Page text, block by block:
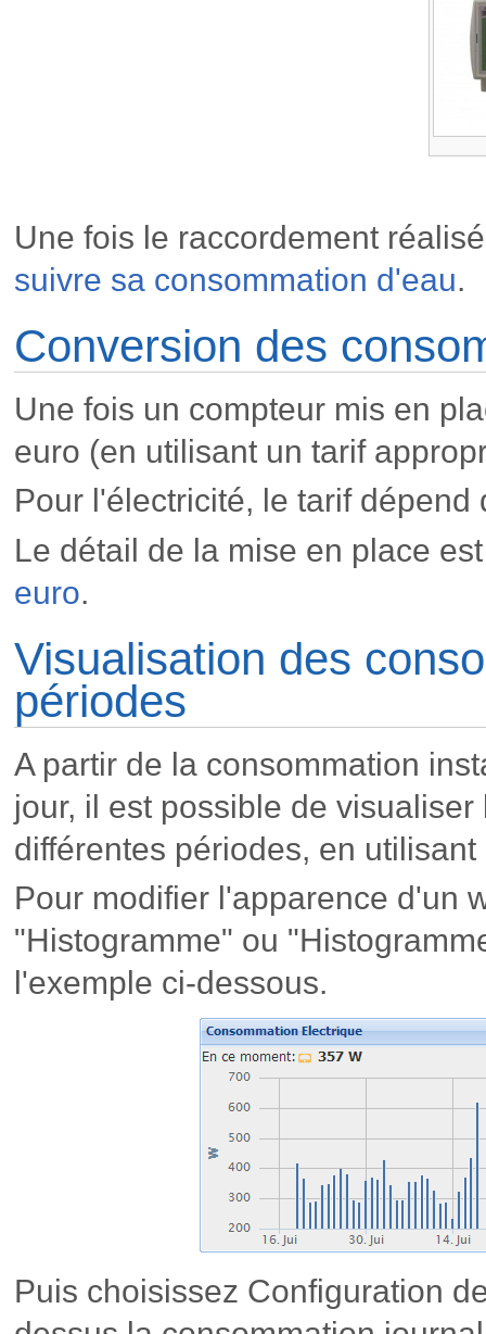
Une fois le raccordement
suivre sa consommation d'eau.
Conversion des
Une fois un compteur mis en
euro (en utilisant un tarif
Pour l'électricité, le tarif dépend
Le détail de la mise en place
euro.
Visualisation des
périodes
A partir de la consommation
jour, il est possible de
différentes périodes, en
Pour modifier l'apparence d'un
"Histogramme" ou
l'exemple ci-dessous.
Puis choisissez Configuration